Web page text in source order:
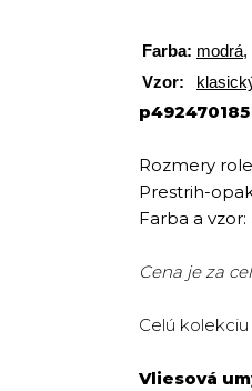
Farba: modrá,
Vzor:
Rozmery
Prestrih-
Farba a vzor:
Cena je za
Celú
Vliesová